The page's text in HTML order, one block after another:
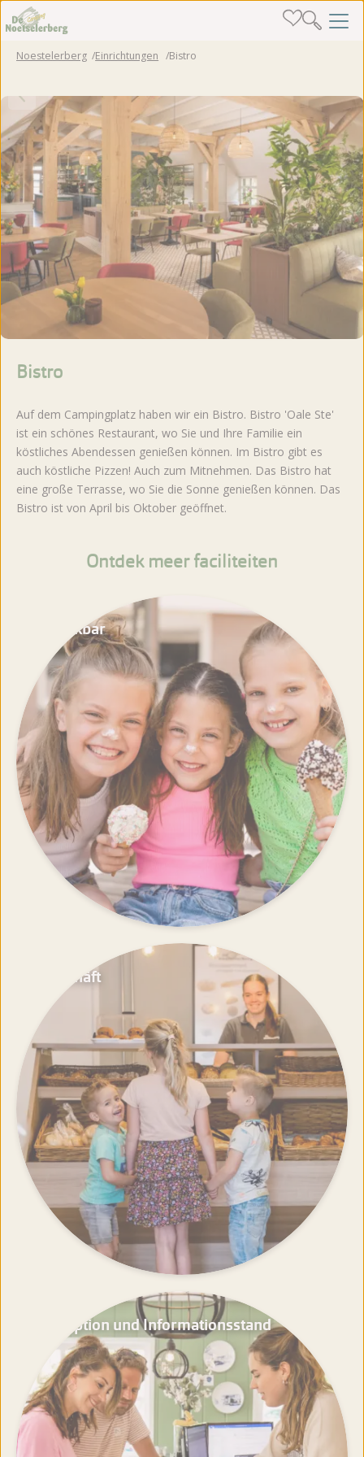
Noestelerberg Einrichtungen Bistro
Bistro
Auf dem Campingplatz haben wir ein Bistro. Bistro 'Oale Ste'
ist ein schönes Restaurant, wo Sie und Ihre Familie ein
köstliches Abendessen genießen können. Im Bistro gibt es
auch köstliche Pizzen! Auch zum Mitnehmen. Das Bistro hat
eine große Terrasse, wo Sie die Sonne genießen können. Das
Bistro ist von April bis Oktober geöffnet.
Ontdek meer faciliteiten
Snackbar
Geschäft
Rezeption und Informationsstand